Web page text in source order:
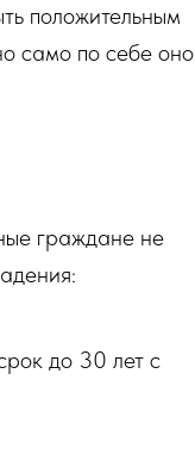
положительным
само по себе оно
граждане не
до 30 лет с